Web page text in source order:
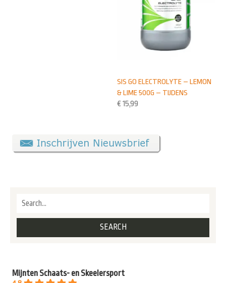
SIS GO ELECTROLYTE – LEMON
& LIME 500G – TIJDENS
€ 15,99
Mijnten Schaats- en Skeelersport